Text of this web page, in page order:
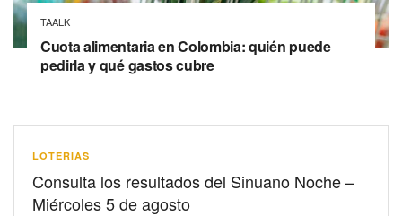
TAALK
Cuota alimentaria en Colombia: quién puede
pedirla y qué gastos cubre
LOTERIAS
Consulta los resultados del Sinuano Noche –
Miércoles 5 de agosto